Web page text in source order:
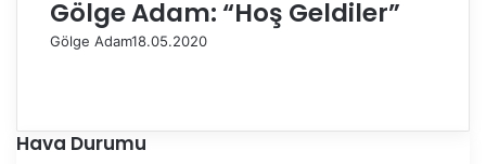
Gölge Adam: “Hoş Geldiler”
Gölge Adam18.05.2020
e
k
n
Hava Durumu